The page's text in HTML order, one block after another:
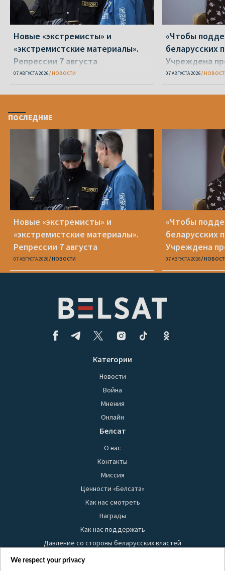
Новые «экстремисты» и
«экстремистские материалы».
Репрессии 7 августа
07 АВГУСТА 2026 НОВОСТИ
«Чтобы
беларусских
Учреждена
Вежновец
07 АВГУСТА 2026
ПОСЛЕДНИЕ
Новые «экстремисты» и
«экстремистские материалы».
Репрессии 7 августа
07 АВГУСТА 2026 НОВОСТИ
«Чтобы
беларусских
Учреждена
Вежновец
07 АВГУСТА 2026
Категории
Новости
Война
Мнения
Онлайн
Белсат
О нас
Контакты
Миссия
Ценности «Белсата»
Как нас смотреть
Награды
Как нас поддержать
Давление со стороны беларусских властей
Правила использования материалов
We respect your privacy